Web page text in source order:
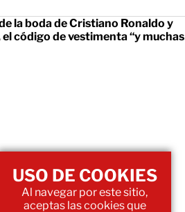
la boda de Cristiano Ronaldo y
código de vestimenta “y muchas
USO DE COOKIES
Al navegar por este sitio,
aceptas las cookies que